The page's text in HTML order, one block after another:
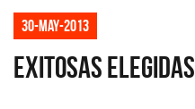
30-may-2013
EXITOSAS ELEGIDAS